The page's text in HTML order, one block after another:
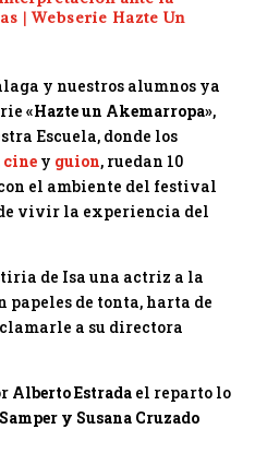
|Webserie Hazte Un
y nuestros alumnos ya
«Hazte un Akemarropa»,
Escuela, donde los
cine y guion, ruedan 10
el ambiente del festival
vivir la experiencia del
de Isa una actriz a la
papeles de tonta, harta de
a su directora
Alberto Estrada el reparto lo
y Susana Cruzado